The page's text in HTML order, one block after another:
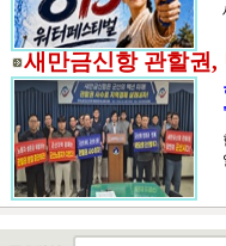
새만금신항 관할권,